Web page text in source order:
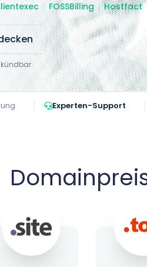
FOSSBilling Hostfact
kündbar
Experten-Support